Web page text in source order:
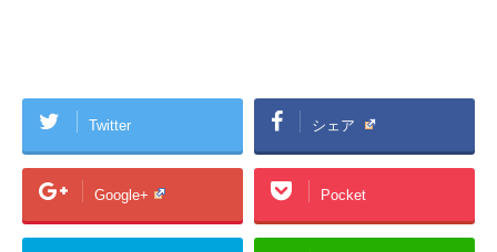
Twitter シェア
Google+ Pocket